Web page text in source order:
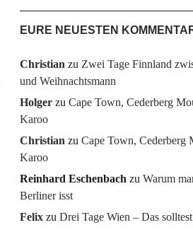
EURE NEUESTEN
Christian zu Zwei Tage Finnland
und Weihnachtsmann
Holgerzu Cape Town, Cederberg
Karoo
Christian zu Cape Town, Cederberg
Karoo
Reinhard Eschenbach zu Warum
Berliner isst
Felixzu Drei Tage Wien – Das